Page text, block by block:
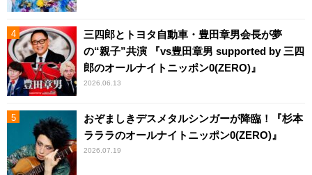
三四郎とトヨタ自動車・豊田章男会長が夢
の“親子”共演 『vs豊田章男 supported by 三四
郎のオールナイトニッポン0(ZERO)』
2026.06.13
おぞましきデスメタルシンガーが降臨！『杉本
ラララのオールナイトニッポン0(ZERO)』
2026.07.19